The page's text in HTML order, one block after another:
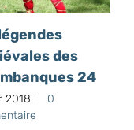
des
24
2018
0